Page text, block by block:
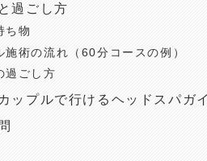
過ごし方
ち物
施術の流れ（60分コースの例）
過ごし方
ップルで行けるヘッドスパガ